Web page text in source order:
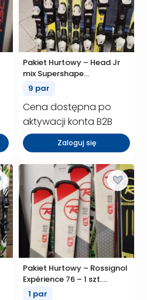
Pakiet Hurtowy – Head Jr
mix Supershape
team/Supershape – 9 szt.
(P01590)
9 par
Cena dostępna po
aktywacji konta B2B
Zaloguj się
Pakiet Hurtowy – Rossignol
Expérience 76 – 1 szt.
(P01562)
1 par